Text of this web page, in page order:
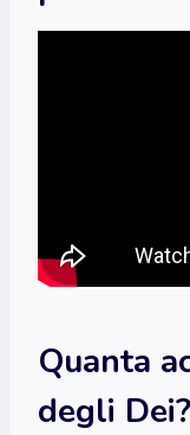
Quanta
degli Dei?